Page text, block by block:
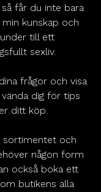
får du inte bara
kunskap och
till ett
sexliv.
frågor och visa
dig för tips
ditt köp.
sortimentet och
någon form
också boka ett
butikens alla